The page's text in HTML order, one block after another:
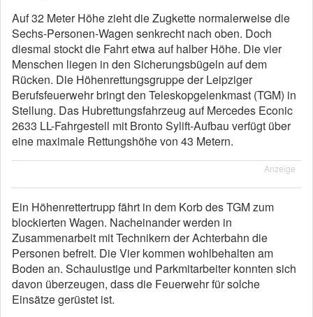
Auf 32 Meter Höhe zieht die Zugkette normalerweise die
Sechs-Personen-Wagen senkrecht nach oben. Doch
diesmal stockt die Fahrt etwa auf halber Höhe. Die vier
Menschen liegen in den Sicherungsbügeln auf dem
Rücken. Die Höhenrettungsgruppe der Leipziger
Berufsfeuerwehr bringt den Teleskopgelenkmast (TGM) in
Stellung. Das Hubrettungsfahrzeug auf Mercedes Econic
2633 LL-Fahrgestell mit Bronto Sylift-Aufbau verfügt über
eine maximale Rettungshöhe von 43 Metern.
Anzeige
Ein Höhenrettertrupp fährt in dem Korb des TGM zum
blockierten Wagen. Nacheinander werden in
Zusammenarbeit mit Technikern der Achterbahn die
Personen befreit. Die Vier kommen wohlbehalten am
Boden an. Schaulustige und Parkmitarbeiter konnten sich
davon überzeugen, dass die Feuerwehr für solche
Einsätze gerüstet ist.